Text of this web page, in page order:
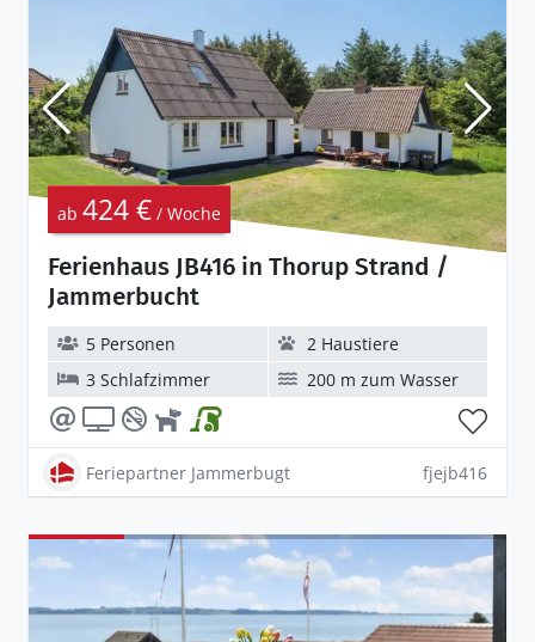
Ferienhaus JB416 in Thorup Strand /
Jammerbucht
ab 424 € / Woche
5 Personen
2 Haustiere
3 Schlafzimmer
200 m zum Wasser
Feriepartner Jammerbugt fjejb416